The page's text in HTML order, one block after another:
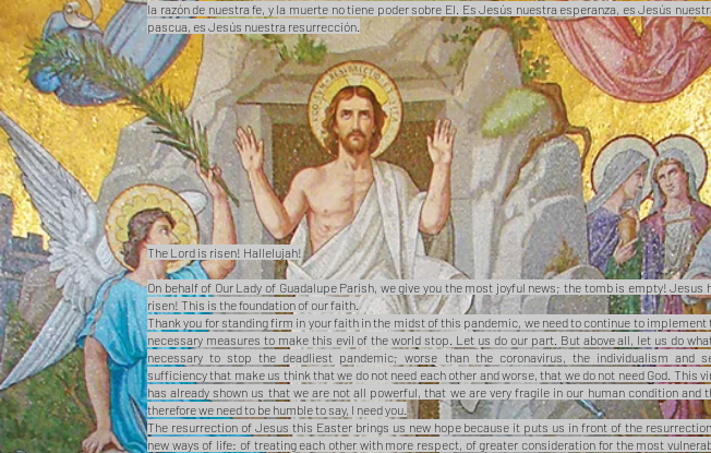
la razón de nuestra fe, y la muerte no tiene poder sobre El. Es Jesús nuestra esperanza, es Jesús
pascua, es Jesús nuestra resurrección.
The Lord is risen! Hallelujah!
On behalf of Our Lady of Guadalupe Parish, we give you the most joyful news; the tomb is empty! Jesus
risen! This is the foundation of our faith.
Thank you for standing firm in your faith in the midst of this pandemic, we need to continue to implement
necessary measures to make this evil of the world stop. Let us do our part. But above all, let us do
necessary to stop the deadliest pandemic; worse than the coronavirus, the individualism and
sufficiency that make us think that we do not need each other and worse, that we do not need God. This
has already shown us that we are not all powerful, that we are very fragile in our human condition and
therefore we need to be humble to say, I need you.
The resurrection of Jesus this Easter brings us new hope because it puts us in front of the
new ways of life: of treating each other with more respect, of greater consideration for the most